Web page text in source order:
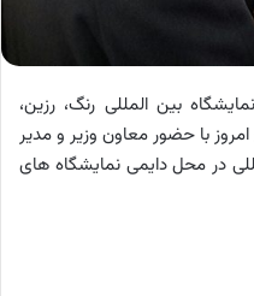
بین المللی رنگ، رزین،
با حضور معاون وزیر و مدیر
در محل دایمی نمایشگاه های